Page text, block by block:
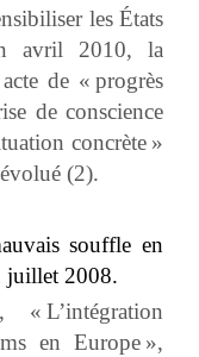
les États
avril 2010, la
de « progrès
de conscience
concrète »
(2).
souffle en
juillet 2008.
« L’intégration
en Europe »,